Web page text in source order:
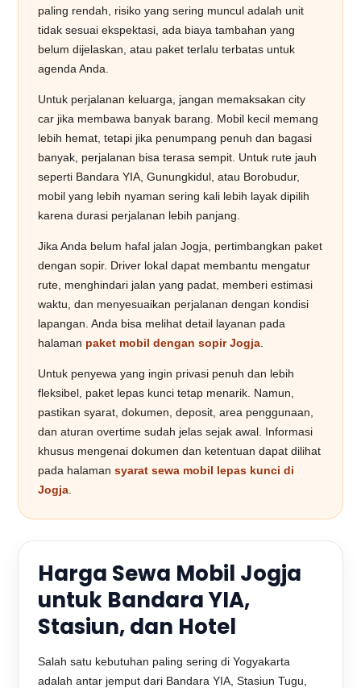
paling rendah, risiko yang sering muncul adalah unit
tidak sesuai ekspektasi, ada biaya tambahan yang
belum dijelaskan, atau paket terlalu terbatas untuk
agenda Anda.
Untuk perjalanan keluarga, jangan memaksakan city
car jika membawa banyak barang. Mobil kecil memang
lebih hemat, tetapi jika penumpang penuh dan bagasi
banyak, perjalanan bisa terasa sempit. Untuk rute jauh
seperti Bandara YIA, Gunungkidul, atau Borobudur,
mobil yang lebih nyaman sering kali lebih layak dipilih
karena durasi perjalanan lebih panjang.
Jika Anda belum hafal jalan Jogja, pertimbangkan paket
dengan sopir. Driver lokal dapat membantu mengatur
rute, menghindari jalan yang padat, memberi estimasi
waktu, dan menyesuaikan perjalanan dengan kondisi
lapangan. Anda bisa melihat detail layanan pada
halaman paket mobil dengan sopir Jogja
Untuk penyewa yang ingin privasi penuh dan lebih
fleksibel, paket lepas kunci tetap menarik. Namun,
pastikan syarat, dokumen, deposit, area penggunaan,
dan aturan overtime sudah jelas sejak awal. Informasi
khusus mengenai dokumen dan ketentuan dapat dilihat
pada halamansyarat sewa mobil lepas kunci di
Jogja
Harga Sewa Mobil Jogja
untuk Bandara YIA,
Stasiun, dan Hotel
Salah satu kebutuhan paling sering di Yogyakarta
adalah antar jemput dari Bandara YIA, Stasiun Tugu,